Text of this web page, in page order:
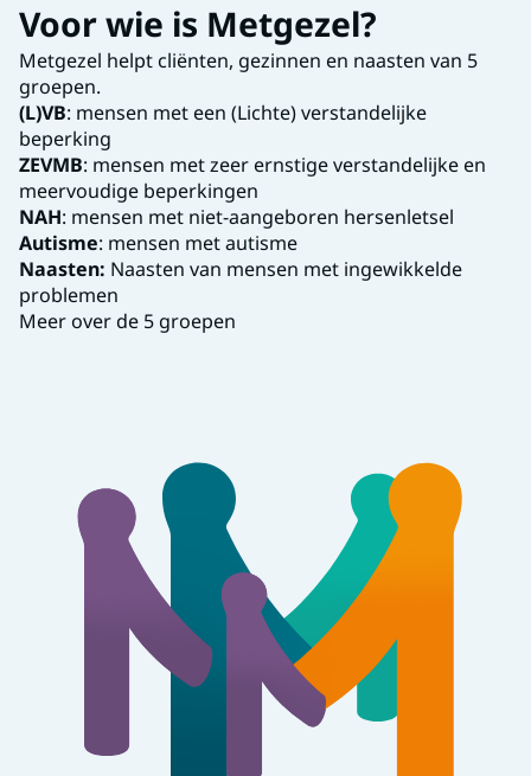
Voor wie is Metgezel?
Metgezel helpt cliënten, gezinnen en naasten van 5
groepen.
(L)VB: mensen met een (Lichte) verstandelijke
beperking
ZEVMB: mensen met zeer ernstige verstandelijke en
meervoudige beperkingen
NAH: mensen met niet-aangeboren hersenletsel
Autisme: mensen met autisme
Naasten: Naasten van mensen met ingewikkelde
problemen
Meer over de 5 groepen